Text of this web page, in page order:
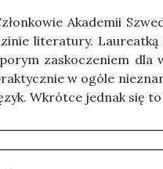
Aka­de­mii
lite­ra­tu­ry. Lau­re­at­ką
zasko­cze­niem dla
w ogó­le
Wkrót­ce jed­nak się